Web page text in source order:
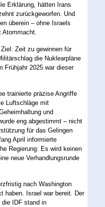
Erklärung, hätten Irans
zurückgeworfen. Und
überein – ohne Israels
Atommacht.
Zeit zu gewinnen für
die Nuklearpläne
Frühjahr 2025 war dieser
trainierte präzise Angriffe
Luftschläge mit
und
eng abgestimmt – nicht
für das Gelingen
April informierte
Regierung: Es wird keinen
neue Verhandlungsrunde
nach Washington
haben. Israel war bereit. Der
die IDF stand in